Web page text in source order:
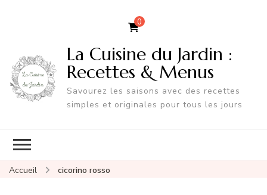
0
La Cuisine du Jardin :
Recettes & Menus
Savourez les saisons avec des recettes
simples et originales pour tous les jours
Accueil cicorino rosso